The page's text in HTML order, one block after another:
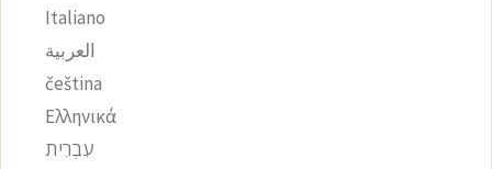
Italiano
العربية
čeština‎
Ελληνικά
עִבְרִית